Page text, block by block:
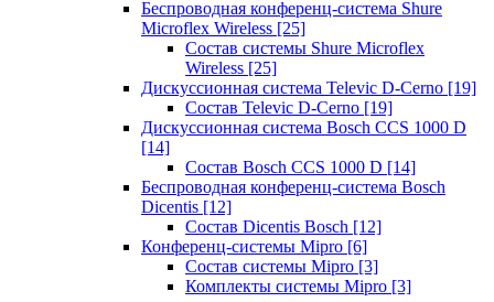
Беспроводная конференц-система Shure
Microflex Wireless [25]
Состав системы Shure Microflex
Wireless [25]
Дискуссионная система Televic D-Cerno [19]
Состав Televic D-Cerno [19]
Дискуссионная система Bosch CCS 1000 D
[14]
Состав Bosch CCS 1000 D [14]
Беспроводная конференц-система Bosch
Dicentis [12]
Состав Dicentis Bosch [12]
Конференц-системы Mipro [6]
Состав системы Mipro [3]
Комплекты системы Mipro [3]